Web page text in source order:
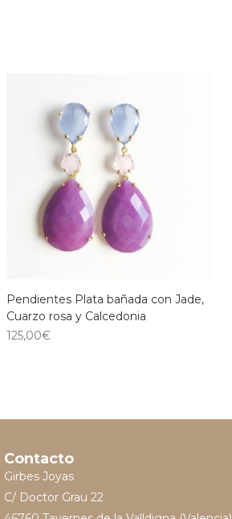
Pendientes Plata bañada con Jade,
Cuarzo rosa y Calcedonia
125,00€
Contacto
Girbes Joyas
C/ Doctor Grau 22